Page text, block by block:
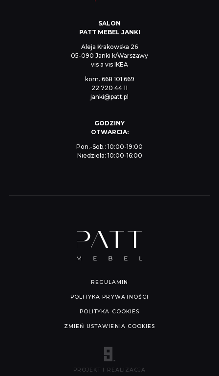
SALON
PATT MEBEL JANKI
Aleja Krakowska 26
05-090 Janki k/Warszawy
vis a vis IKEA
kom. 668 101 669
22 720 44 11
janki@patt.pl
GODZINY
OTWARCIA:
Pon.-Sob.: 10:00-19:00
Niedziela: 10:00-16:00
REGULAMIN
POLITYKA PRYWATNOŚCI
POLITYKA COOKIES
ZMIEŃ USTAWIENIA COOKIES
PROJEKT I REALIZACJA